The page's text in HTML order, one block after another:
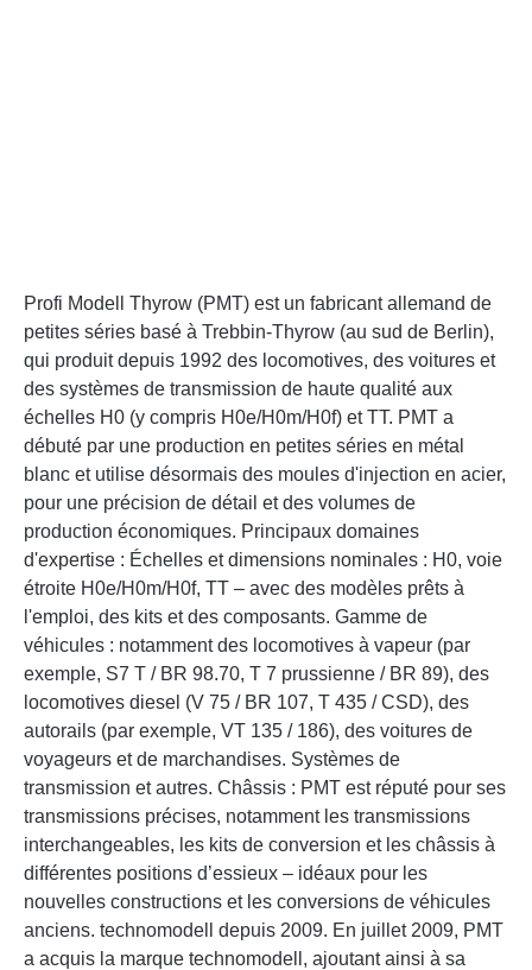
Profi Modell Thyrow (PMT) est un fabricant allemand de
petites séries basé à Trebbin-Thyrow (au sud de Berlin),
qui produit depuis 1992 des locomotives, des voitures et
des systèmes de transmission de haute qualité aux
échelles H0 (y compris H0e/H0m/H0f) et TT. PMT a
débuté par une production en petites séries en métal
blanc et utilise désormais des moules d'injection en acier,
pour une précision de détail et des volumes de
production économiques. Principaux domaines
d'expertise : Échelles et dimensions nominales : H0, voie
étroite H0e/H0m/H0f, TT – avec des modèles prêts à
l'emploi, des kits et des composants. Gamme de
véhicules : notamment des locomotives à vapeur (par
exemple, S7 T / BR 98.70, T 7 prussienne / BR 89), des
locomotives diesel (V 75 / BR 107, T 435 / CSD), des
autorails (par exemple, VT 135 / 186), des voitures de
voyageurs et de marchandises. Systèmes de
transmission et autres. Châssis : PMT est réputé pour ses
transmissions précises, notamment les transmissions
interchangeables, les kits de conversion et les châssis à
différentes positions d’essieux – idéaux pour les
nouvelles constructions et les conversions de véhicules
anciens. technomodell depuis 2009. En juillet 2009, PMT
a acquis la marque technomodell, ajoutant ainsi à sa